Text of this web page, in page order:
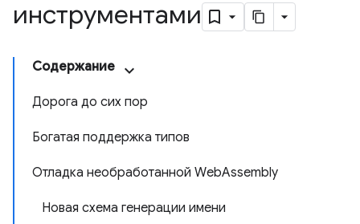
инструментами
Содержание
Дорога до сих пор
Богатая поддержка типов
Отладка необработанной WebAssembly
Новая схема генерации имени